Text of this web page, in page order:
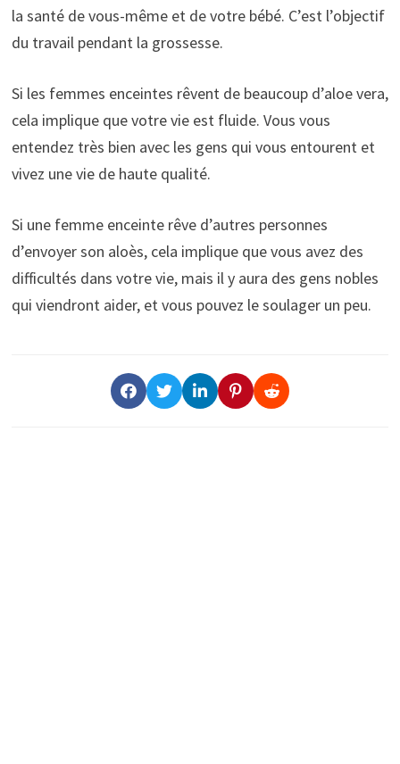
la santé de vous-même et de votre bébé. C’est l’objectif
du travail pendant la grossesse.
Si les femmes enceintes rêvent de beaucoup d’aloe vera,
cela implique que votre vie est fluide. Vous vous
entendez très bien avec les gens qui vous entourent et
vivez une vie de haute qualité.
Si une femme enceinte rêve d’autres personnes
d’envoyer son aloès, cela implique que vous avez des
difficultés dans votre vie, mais il y aura des gens nobles
qui viendront aider, et vous pouvez le soulager un peu.